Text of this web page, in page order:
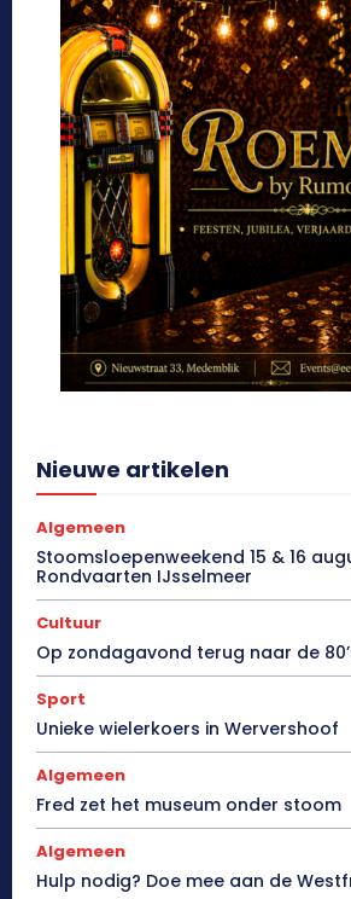
Nieuwe artikelen
Algemeen
Stoomsloepenweekend 15 & 16
Rondvaarten IJsselmeer
Cultuur
Op zondagavond terug naar de
Sport
Unieke wielerkoers in Wervershoof
Algemeen
Fred zet het museum onder stoom
Algemeen
Hulp nodig? Doe mee aan de